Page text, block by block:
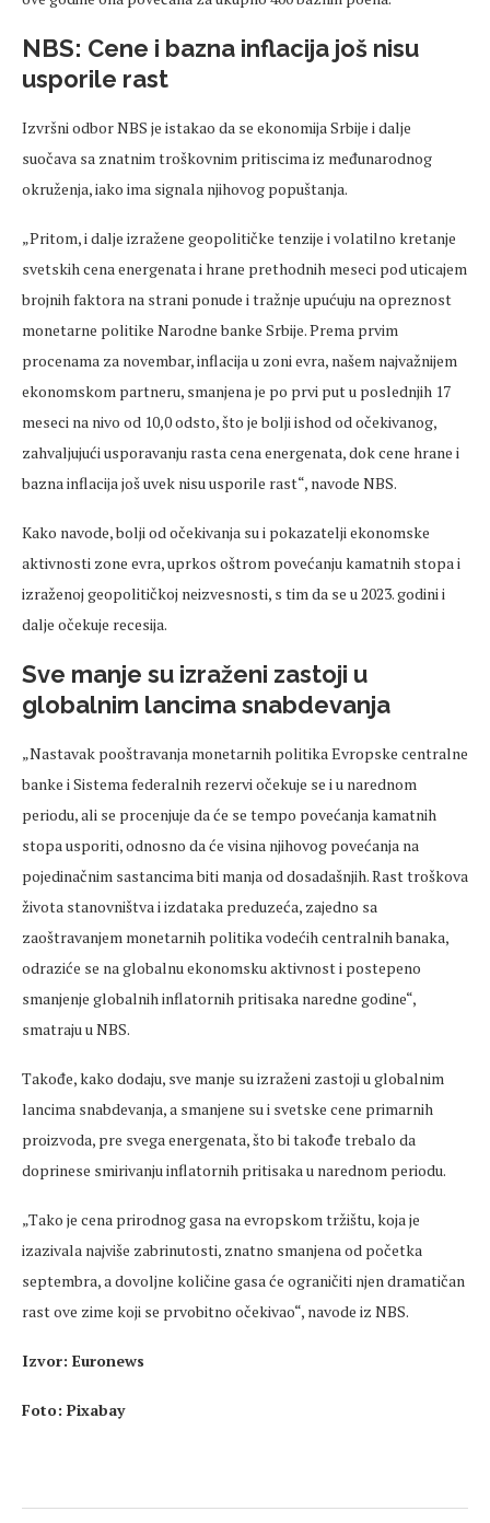
NBS: Cene i bazna inflacija još nisu
usporile rast
Izvršni odbor NBS je istakao da se ekonomija Srbije i dalje
suočava sa znatnim troškovnim pritiscima iz međunarodnog
okruženja, iako ima signala njihovog popuštanja.
„Pritom, i dalje izražene geopolitičke tenzije i volatilno kretanje
svetskih cena energenata i hrane prethodnih meseci pod uticajem
brojnih faktora na strani ponude i tražnje upućuju na opreznost
monetarne politike Narodne banke Srbije. Prema prvim
procenama za novembar, inflacija u zoni evra, našem najvažnijem
ekonomskom partneru, smanjena je po prvi put u poslednjih 17
meseci na nivo od 10,0 odsto, što je bolji ishod od očekivanog,
zahvaljujući usporavanju rasta cena energenata, dok cene hrane i
bazna inflacija još uvek nisu usporile rast“, navode NBS.
Kako navode, bolji od očekivanja su i pokazatelji ekonomske
aktivnosti zone evra, uprkos oštrom povećanju kamatnih stopa i
izraženoj geopolitičkoj neizvesnosti, s tim da se u 2023. godini i
dalje očekuje recesija.
Sve manje su izraženi zastoji u
globalnim lancima snabdevanja
„Nastavak pooštravanja monetarnih politika Evropske centralne
banke i Sistema federalnih rezervi očekuje se i u narednom
periodu, ali se procenjuje da će se tempo povećanja kamatnih
stopa usporiti, odnosno da će visina njihovog povećanja na
pojedinačnim sastancima biti manja od dosadašnjih. Rast troškova
života stanovništva i izdataka preduzeća, zajedno sa
zaoštravanjem monetarnih politika vodećih centralnih banaka,
odraziće se na globalnu ekonomsku aktivnost i postepeno
smanjenje globalnih inflatornih pritisaka naredne godine“,
smatraju u NBS.
Takođe, kako dodaju, sve manje su izraženi zastoji u globalnim
lancima snabdevanja, a smanjene su i svetske cene primarnih
proizvoda, pre svega energenata, što bi takođe trebalo da
doprinese smirivanju inflatornih pritisaka u narednom periodu.
„Tako je cena prirodnog gasa na evropskom tržištu, koja je
izazivala najviše zabrinutosti, znatno smanjena od početka
septembra, a dovoljne količine gasa će ograničiti njen dramatičan
rast ove zime koji se prvobitno očekivao“, navode iz NBS.
Izvor: Euronews
Foto: Pixabay